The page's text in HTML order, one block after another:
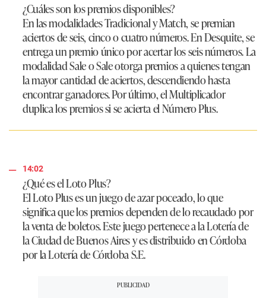
¿Cuáles son los premios disponibles?
En las modalidades Tradicional y Match, se premian
aciertos de seis, cinco o cuatro números. En Desquite, se
entrega un premio único por acertar los seis números. La
modalidad Sale o Sale otorga premios a quienes tengan
la mayor cantidad de aciertos, descendiendo hasta
encontrar ganadores. Por último, el Multiplicador
duplica los premios si se acierta el Número Plus.
14:02
¿Qué es el Loto Plus?
El Loto Plus es un juego de azar poceado, lo que
significa que los premios dependen de lo recaudado por
la venta de boletos. Este juego pertenece a la Lotería de
la Ciudad de Buenos Aires y es distribuido en Córdoba
por la Lotería de Córdoba S.E.